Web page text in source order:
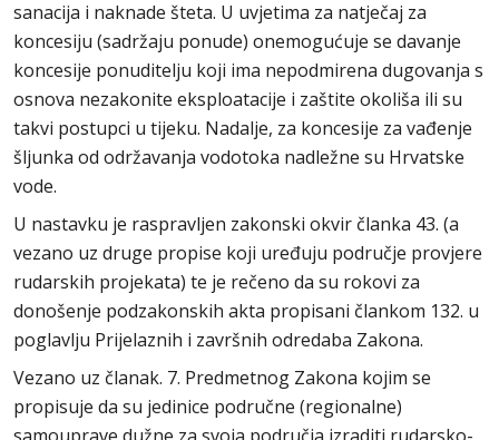
sanacija i naknade šteta. U uvjetima za natječaj za
koncesiju (sadržaju ponude) onemogućuje se davanje
koncesije ponuditelju koji ima nepodmirena dugovanja s
osnova nezakonite eksploatacije i zaštite okoliša ili su
takvi postupci u tijeku. Nadalje, za koncesije za vađenje
šljunka od održavanja vodotoka nadležne su Hrvatske
vode.
U nastavku je raspravljen zakonski okvir članka 43. (a
vezano uz druge propise koji uređuju područje provjere
rudarskih projekata) te je rečeno da su rokovi za
donošenje podzakonskih akta propisani člankom 132. u
poglavlju Prijelaznih i završnih odredaba Zakona.
Vezano uz članak. 7. Predmetnog Zakona kojim se
propisuje da su jedinice područne (regionalne)